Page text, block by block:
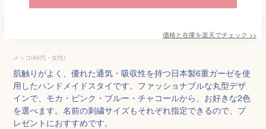
価格と在庫を楽天でチェック >>
メッコ(40代・女性)
肌触りがよく、優れた通気・吸収性を持つ日本製6重ガーゼを使
用したハンドメイドスタイです。ファッショナブルな丸型デザ
インで、モカ・ピンク・ブルー・チャコールから、お好きな2色
を選べます。名前の刺繍サイズもそれぞれ指定できるので、プ
レゼントにおすすめです。